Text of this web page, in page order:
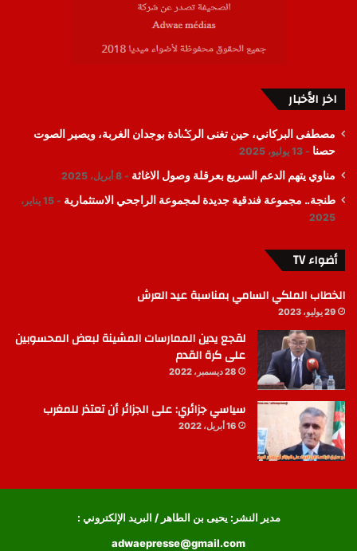
اخر الأخبار
مصطفى البركاني، حين تغنى الرݣادة بوجدان الغربة، ويصير الصوت
حصنا
13 يوليو، 2025
مناوي يتهم الدعم السريع بعرقلة وصول الاغاثة 8 أبريل، 2025
طنجة.. مجموعة فندقية جديدة لمجموعة الراجحي الاستثمارية
15 يناير،
2025
أضواء TV
الخطاب الملكي السامي بمناسبة عيد العرش
29 يوليو، 2023
لقجع يدين الممارسات المشينة لبعض المحسوبين
على كرة القدم
28 ديسمبر، 2022
سياسي جزائري: على الجزائر أن تعتذر للمغرب
16 أبريل، 2022
مدير النشر: يحيى بن الطاهر / البريد الإلكتروني :
adwaepresse@gmail.com